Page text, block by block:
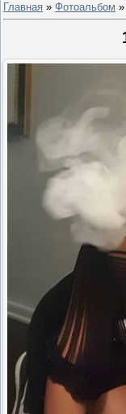
Главная » Фотоальбом »